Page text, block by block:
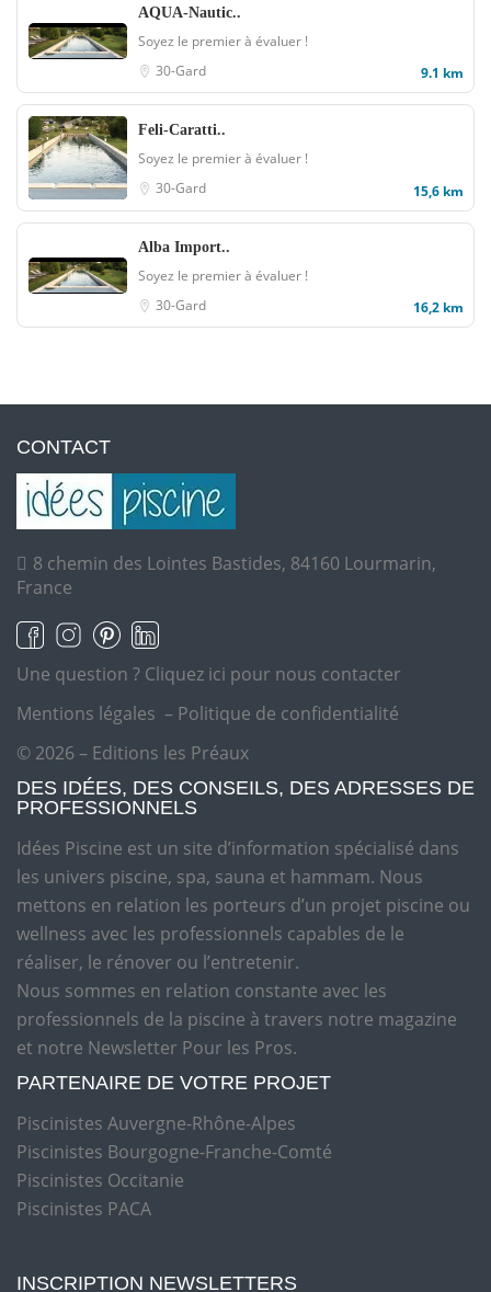
AQUA-Nautic..
Soyez le premier à évaluer !
30-Gard
9.1 km
Feli-Caratti..
Soyez le premier à évaluer !
30-Gard
15,6 km
Alba Import..
Soyez le premier à évaluer !
30-Gard
16,2 km
CONTACT
8 chemin des Lointes Bastides, 84160 Lourmarin,
France
Une question ? Cliquez ici pour nous contacter
Mentions légales – Politique de confidentialité
© 2026 – Editions les Préaux
DES IDÉES, DES CONSEILS, DES ADRESSES DE
PROFESSIONNELS
Idées Piscine est un site d’information spécialisé dans
les univers piscine, spa, sauna et hammam. Nous
mettons en relation les porteurs d’un projet piscine ou
wellness avec les professionnels capables de le
réaliser, le rénover ou l’entretenir.
Nous sommes en relation constante avec les
professionnels de la piscine à travers notre magazine
et notre Newsletter Pour les Pros.
PARTENAIRE DE VOTRE PROJET
Piscinistes Auvergne-Rhône-Alpes
Piscinistes Bourgogne-Franche-Comté
Piscinistes Occitanie
Piscinistes PACA
INSCRIPTION NEWSLETTERS